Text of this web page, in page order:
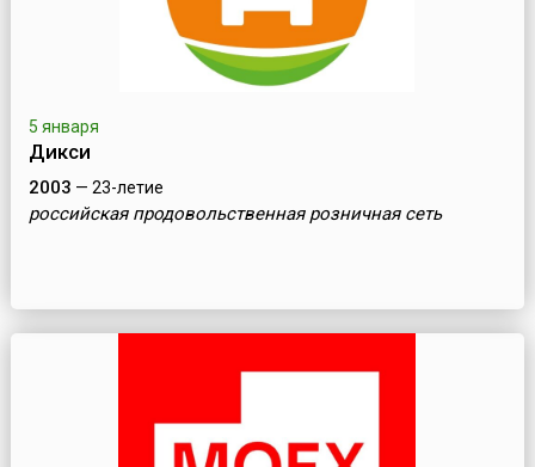
5 января
Дикси
2003 — 23-летие
российская продовольственная розничная сеть